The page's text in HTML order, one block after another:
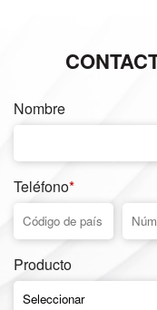
Nombre
Teléfono*
Producto